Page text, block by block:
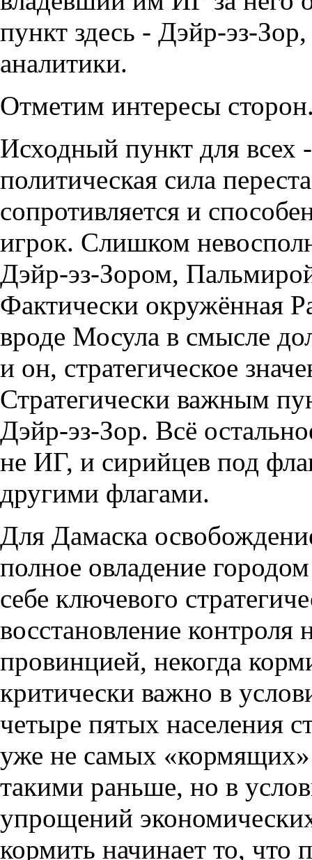
пункт здесь - Дэйр-эз-
аналитики.
Отметим интересы
Исходный пункт для всех
политическая сила
сопротивляется и
игрок. Слишком
Дэйр-эз-Зором,
Фактически окружённая
вроде Мосула в смысле
и он, стратегическое
Стратегически важным
Дэйр-эз-Зор. Всё
не ИГ, и сирийцев под
другими флагами.
Для Дамаска
полное овладение
себе ключевого
восстановление контроля
провинцией, некогда
критически важно в
четыре пятых населения
уже не самых
такими раньше, но в
упрощений
кормить начинает то, что